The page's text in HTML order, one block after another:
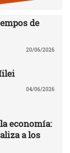
de
20/06/2026
04/06/2026
economía:
a los